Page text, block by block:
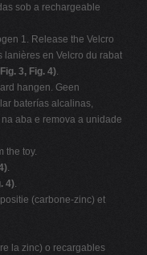
sob a rechargeable
1. Release the Velcro
lanières en Velcro du rabat
3, Fig. 4).
hangen. Geen
baterías alcalinas,
aba e remova a unidade
the toy.
.
4).
(carbone-zinc) et
la zinc) o recargables